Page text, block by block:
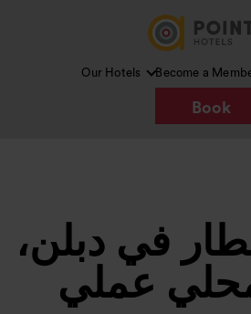
Our Hotels Become a
Book
في دبلن،
عملي